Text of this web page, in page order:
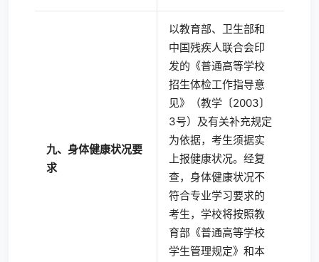
九、身体健康状况要
求
以教育部、卫生部和
中国残疾人联合会印
发的《普通高等学校
招生体检工作指导意
见》（教学〔2003〕
3号）及有关补充规定
为依据，考生须据实
上报健康状况。经复
查，身体健康状况不
符合专业学习要求的
考生，学校将按照教
育部《普通高等学校
学生管理规定》和本